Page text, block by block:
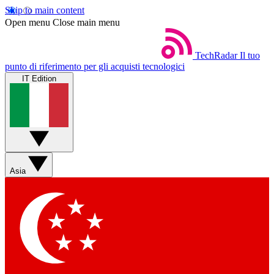
Skip to main content
Open menu Close main menu
TechRadar Il tuo
punto di riferimento per gli acquisti tecnologici
IT Edition
Asia